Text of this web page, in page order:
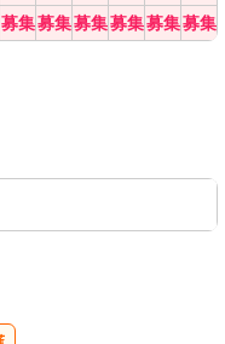
募集募集募集募集募集募集